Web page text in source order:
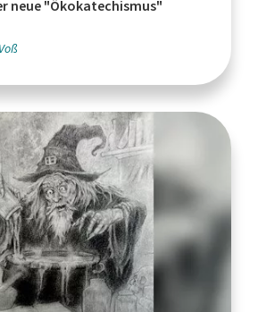
neue "Ökokatechismus"